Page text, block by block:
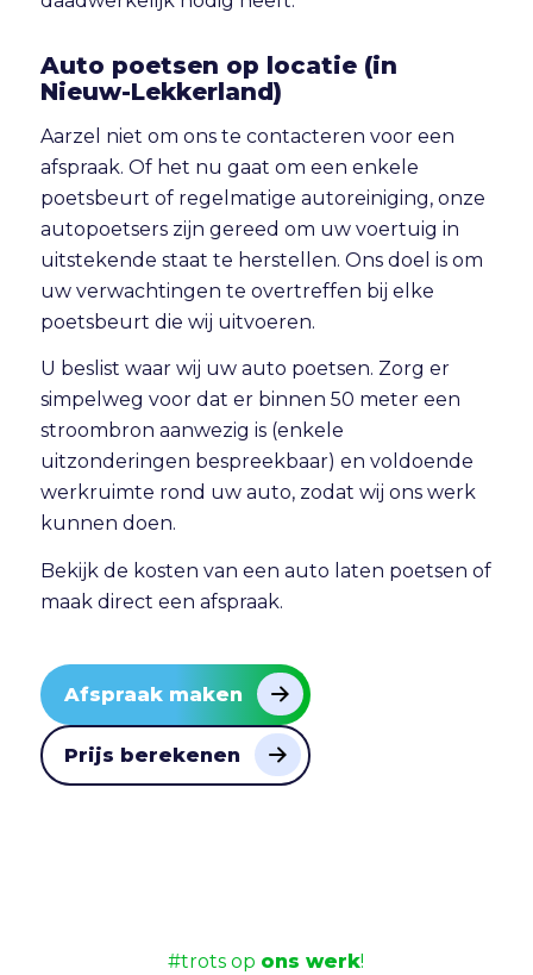
Auto poetsen op locatie (in
Nieuw-Lekkerland)
Aarzel niet om ons te contacteren voor een
afspraak. Of het nu gaat om een enkele
poetsbeurt of regelmatige autoreiniging, onze
autopoetsers zijn gereed om uw voertuig in
uitstekende staat te herstellen. Ons doel is om
uw verwachtingen te overtreffen bij elke
poetsbeurt die wij uitvoeren.
U beslist waar wij uw auto poetsen. Zorg er
simpelweg voor dat er binnen 50 meter een
stroombron aanwezig is (enkele
uitzonderingen bespreekbaar) en voldoende
werkruimte rond uw auto, zodat wij ons werk
kunnen doen.
Bekijk de kosten van een auto laten poetsen of
maak direct een afspraak.
Afspraak maken
Prijs berekenen
#trots op ons werk!